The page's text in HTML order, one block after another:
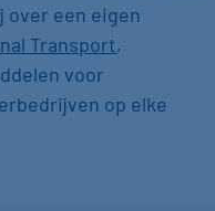
over een eigen
Transport,
voor
op elke